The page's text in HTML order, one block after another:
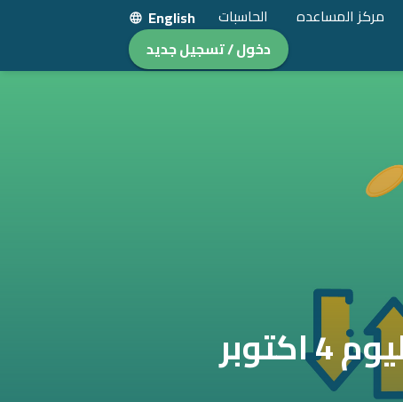
مركز المساعده الحاسبات
English
دخول / تسجيل جديد
اسعار الدولار مستقرة في البنوك المصرية اليوم 4 اكتوبر